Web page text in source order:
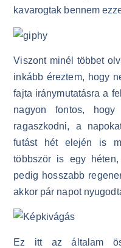
kavarogtak bennem
Viszont minél többet
inkább éreztem, hogy
fajta iránymutatásra a
nagyon fontos,
ragaszkodni, a
futást hét elején is
többször is egy
pedig hosszabb
akkor pár napot
Ez itt az általam